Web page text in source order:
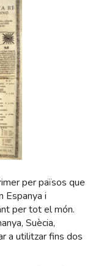
per països que
Espanya i
per tot el món.
Suècia,
a utilitzar fins dos